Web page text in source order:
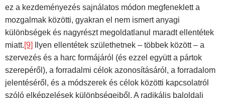
ez a kezdeményezés sajnálatos módon megfeneklett a
mozgalmak közötti, gyakran el nem ismert anyagi
különbségek és nagyrészt megoldatlanul maradt ellentétek
miatt.[9]
Ilyen ellentétek születhetnek – többek között – a
szervezés és a harc formájáról (és ezzel együtt a pártok
szerepéről), a forradalmi célok azonosításáról, a forradalom
jelentéséről, és a módszerek és célok közötti kapcsolatról
szóló elképzelések különbségeiből. A radikális baloldali